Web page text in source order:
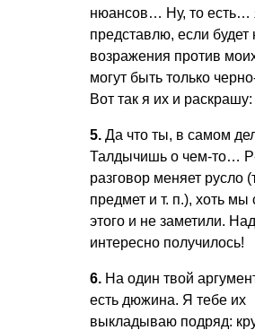
нюансов… Ну, то есть…
представлю, если
возражения против
могут быть только
Вот так я их и
5. Да что ты, в самом
Талдычишь о чем-то…
разговор меняет русло
предмет и т. п.), хоть мы
этого и не заметили.
интересно получилось!
6. На один твой
есть дюжина. Я тебе их
выкладываю подряд: